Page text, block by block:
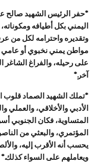
*حفر الرئيس الشهيد صالح
اليمني بكل أطيافه
وتقديره واحترامه لكل من
مواطن يمني نخبوي أو عامي
على رحيله، والفراغ الشاغر
آخر.*
*تملك الشهيد الصماد قلوب
الأدبي والأخلاقي، والعملي
المتساوية، فكان الجنوبي
المؤتمري، والبعثي من
يحسب أنه الأقرب إليه،
ويعاملهم على السواء كذلك.*